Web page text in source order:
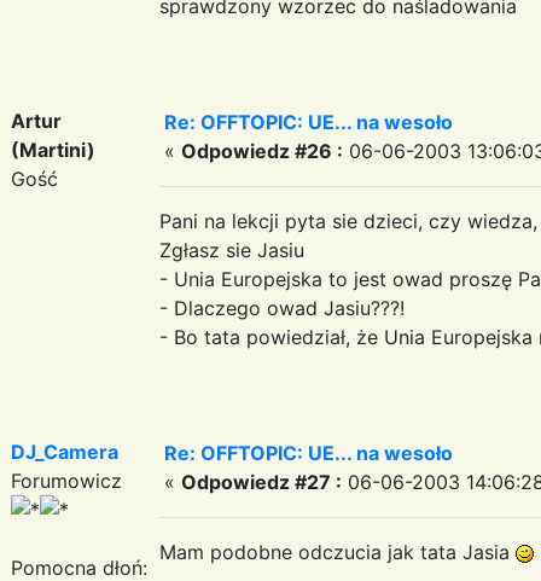
sprawdzony wzorzec do naśladowania
Artur
(Martini)
Gość
Re: OFFTOPIC: UE... na wesoło
« Odpowiedz #26 : 06-06-2003
Pani na lekcji pyta sie dzieci, czy
Zgłasz sie Jasiu
- Unia Europejska to jest owad proszę
- Dlaczego owad Jasiu???!
- Bo tata powiedział, że Unia Europejska
DJ_Camera
Forumowicz
Pomocna dłoń:
Re: OFFTOPIC: UE... na wesoło
« Odpowiedz #27 : 06-06-2003
Mam podobne odczucia jak tata Jasia